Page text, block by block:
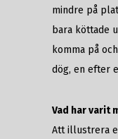
mindre på
bara köttade
komma på
dög, en efter
Vad har varit
Att illustrera